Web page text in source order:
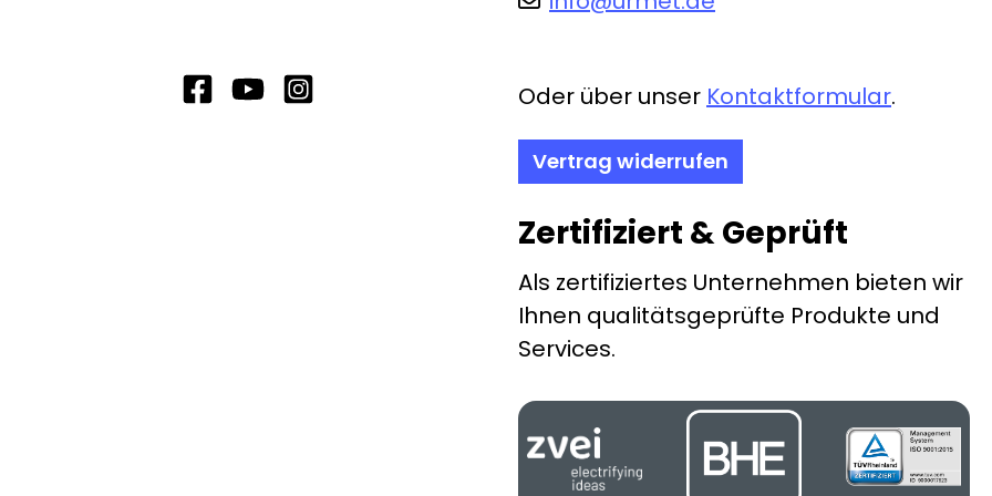
Oder über unser Kontaktformular.
Vertrag widerrufen
Zertifiziert & Geprüft
Als zertifiziertes Unternehmen bieten wir
Ihnen qualitätsgeprüfte Produkte und
Services.